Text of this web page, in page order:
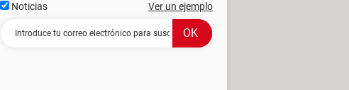
Noticias Ver un ejemplo